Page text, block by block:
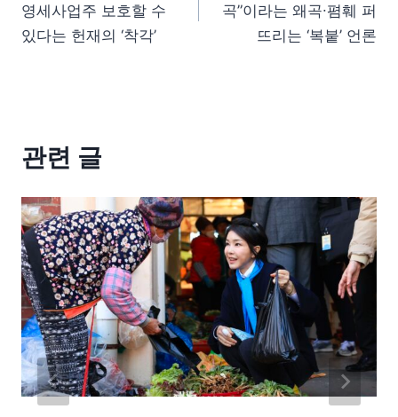
영세사업주 보호할 수
있다는 헌재의 ‘착각’
곡”이라는 왜곡∙폄훼 퍼
뜨리는 ‘복붙’ 언론
관련 글